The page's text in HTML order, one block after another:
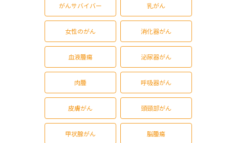
がんサバイバー 乳がん
女性のがん 消化器がん
血液腫瘍 泌尿器がん
肉腫 呼吸器がん
皮膚がん 頭頸部がん
甲状腺がん 脳腫瘍